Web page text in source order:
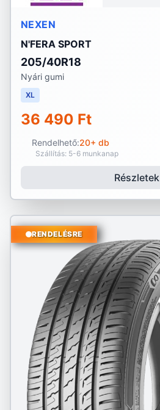
NEXEN
N'FERA SPORT
205/40R18
Nyári gumi
XL
36 490 Ft
Rendelhető:20+ db
Szállítás: 5-6 munkanap
Részletek
RENDELÉSRE